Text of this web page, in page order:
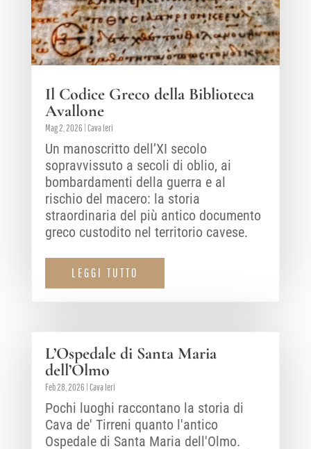
Il Codice Greco della Biblioteca
Avallone
Mag 2, 2026 Cava Ieri
Un manoscritto dell’XI secolo
sopravvissuto a secoli di oblio, ai
bombardamenti della guerra e al
rischio del macero: la storia
straordinaria del più antico documento
greco custodito nel territorio cavese.
LEGGI TUTTO
L’Ospedale di Santa Maria
dell’Olmo
Feb 28, 2026 |Cava Ieri
Pochi luoghi raccontano la storia di
Cava de' Tirreni quanto l'antico
Ospedale di Santa Maria dell'Olmo.